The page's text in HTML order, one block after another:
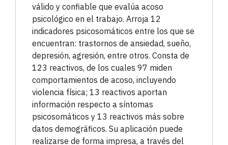
válido y confiable que evalúa acoso
psicológico en el trabajo. Arroja 12
indicadores psicosomáticos entre los que se
encuentran: trastornos de ansiedad, sueño,
depresión, agresión, entre otros. Consta de
123 reactivos, de los cuales 97 miden
comportamientos de acoso, incluyendo
violencia física; 13 reactivos aportan
información respecto a síntomas
psicosomáticos y 13 reactivos más sobre
datos demográficos. Su aplicación puede
realizarse de forma impresa, a través del